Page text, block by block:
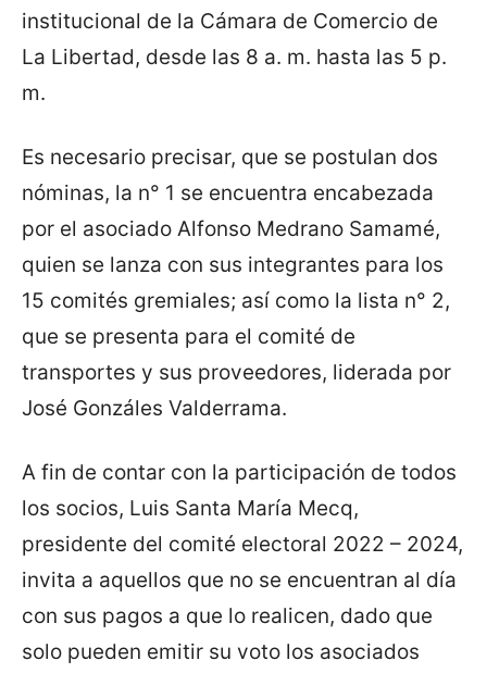
institucional de la Cámara de Comercio de
La Libertad, desde las 8 a. m. hasta las 5 p.
m.
Es necesario precisar, que se postulan dos
nóminas, la n° 1 se encuentra encabezada
por el asociado Alfonso Medrano Samamé,
quien se lanza con sus integrantes para los
15 comités gremiales; así como la lista n° 2,
que se presenta para el comité de
transportes y sus proveedores, liderada por
José Gonzáles Valderrama.
A fin de contar con la participación de todos
los socios, Luis Santa María Mecq,
presidente del comité electoral 2022 – 2024,
invita a aquellos que no se encuentran al día
con sus pagos a que lo realicen, dado que
solo pueden emitir su voto los asociados